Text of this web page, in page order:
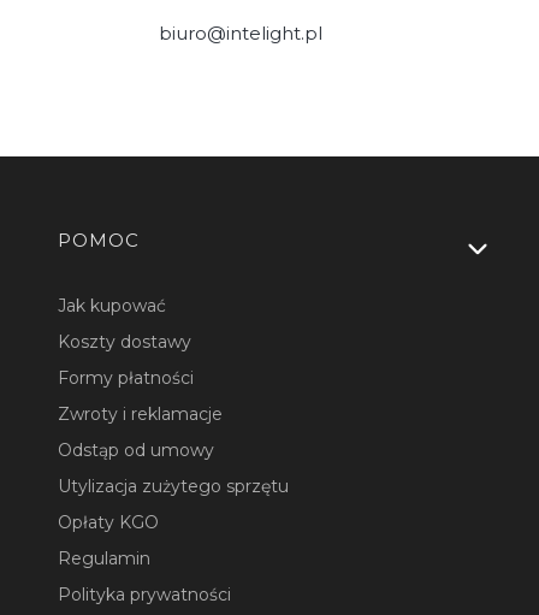
biuro@intelight.pl
Linki w stopce
POMOC
Jak kupować
Koszty dostawy
Formy płatności
Zwroty i reklamacje
Odstąp od umowy
Utylizacja zużytego sprzętu
Opłaty KGO
Regulamin
Polityka prywatności